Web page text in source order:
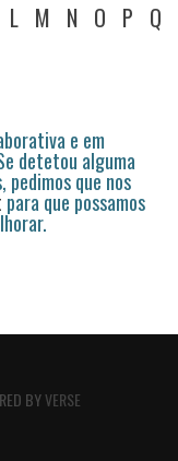
L M N O P Q
e em
detetou alguma
pedimos que nos
para que possamos
BYVERSE